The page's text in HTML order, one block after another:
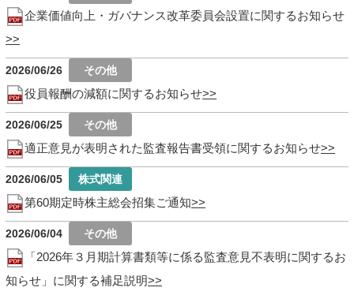
企業価値向上・ガバナンス改革委員会設置に関するお知らせ
2026/06/26
役員報酬の減額に関するお知らせ
2026/06/25
適正意見が表明された監査報告書受領に関するお知らせ
2026/06/05
第60期定時株主総会招集ご通知
2026/06/04
「2026年３月期計算書類等に係る監査意見不表明に関するお
知らせ」に関する補足説明